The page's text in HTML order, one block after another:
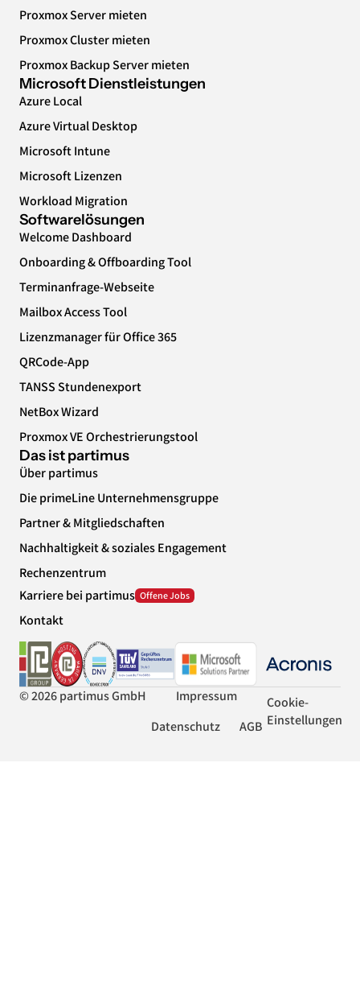
Proxmox Server mieten
Proxmox Cluster mieten
Proxmox Backup Server mieten
Microsoft Dienstleistungen
Azure Local
Azure Virtual Desktop
Microsoft Intune
Microsoft Lizenzen
Workload Migration
Softwarelösungen
Welcome Dashboard
Onboarding & Offboarding Tool
Terminanfrage-Webseite
Mailbox Access Tool
Lizenzmanager für Office 365
QRCode-App
TANSS Stundenexport
NetBox Wizard
Proxmox VE Orchestrierungstool
Das ist partimus
Über partimus
Die primeLine Unternehmensgruppe
Partner & Mitgliedschaften
Nachhaltigkeit & soziales Engagement
Rechenzentrum
Karriere bei partimus
Kontakt
© 2026 partimus GmbH
Impressum
Datenschutz
AGB
Cookie-
Einstellungen